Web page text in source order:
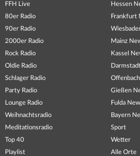
FFH Live
80er Radio
90er Radio
2000er Radio
Rock Radio
Oldie Radio
Schlager Radio
Party Radio
Lounge Radio
Weihnachtsradio
Meditationsradio
Top 40
Playlist
Hessen
Frankfurt
Mainz
Kassel
Gießen
Fulda
Bayern
Sport
Wetter
Alle Orte